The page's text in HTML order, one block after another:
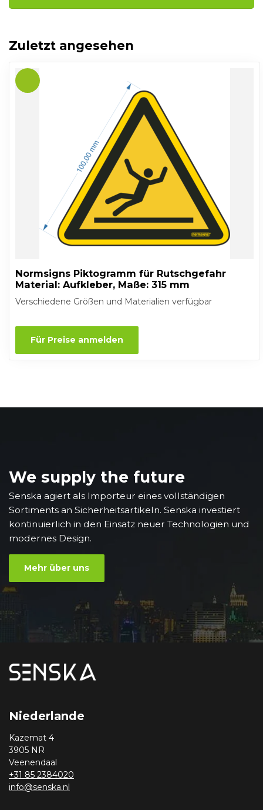
Zuletzt angesehen
Normsigns Piktogramm für Rutschgefahr
Material: Aufkleber, Maße: 315 mm
Verschiedene Größen und Materialien verfügbar
Für Preise anmelden
We supply the future
Senska agiert als Importeur eines vollständigen
Sortiments an Sicherheitsartikeln. Senska investiert
kontinuierlich in den Einsatz neuer Technologien und
modernes Design.
Mehr über uns
Niederlande
Kazemat 4
3905 NR
Veenendaal
+31 85 2384020
info@senska.nl